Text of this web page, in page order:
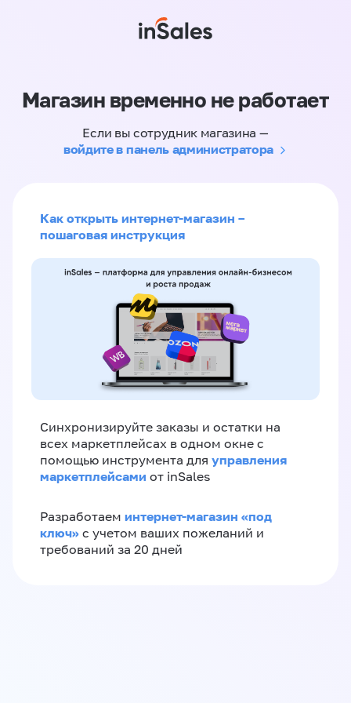
Магазин временно не работает
Если вы сотрудник магазина —
войдите в панель администратора
Как открыть интернет-магазин –
пошаговая инструкция
Синхронизируйте заказы и остатки на
всех маркетплейсах в одном окне с
помощью инструмента для управления
маркетплейсами от inSales
Разработаем интернет-магазин «‎под
ключ»‎ с учетом ваших пожеланий и
требований за 20 дней